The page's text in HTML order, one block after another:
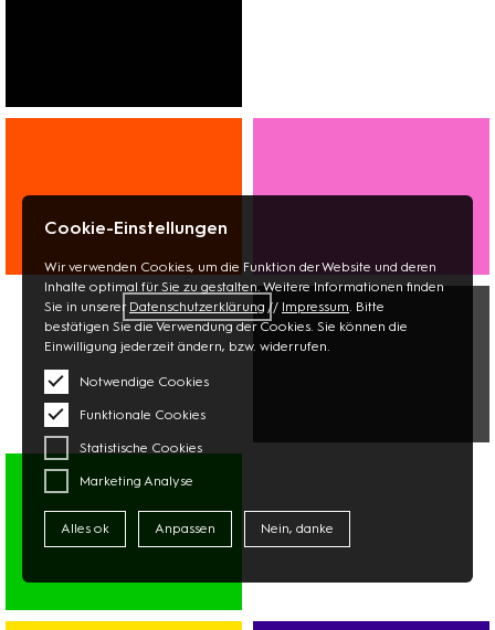
Cookie-Einstellungen
Wir verwenden Cookies, um die Funktion der Website und deren
Inhalte optimal für Sie zu gestalten. Weitere Informationen finden
Sie in unserer Datenschutzerklärung // Impressum . Bitte
bestätigen Sie die Verwendung der Cookies. Sie können die
Einwilligung jederzeit ändern, bzw. widerrufen.
Notwendige Cookies
Funktionale Cookies
Statistische Cookies
Marketing Analyse
Alles ok Anpassen Nein, danke
FASHION
WOHNEN
BÜCHER
PAPETERIE
BLUMEN
BEAUTY
OPTIK
APOTHEKE
SUPERMARKT